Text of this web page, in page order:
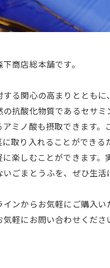
商店総本舗です。
る関心の高まりととも
抗酸化物質であるセサ
ミノ酸も摂取できます
取り入れることができ
楽しむことができます
ごまとうふを、ぜひ生
ンからお気軽にご購入い
軽にお問い合わせくださ